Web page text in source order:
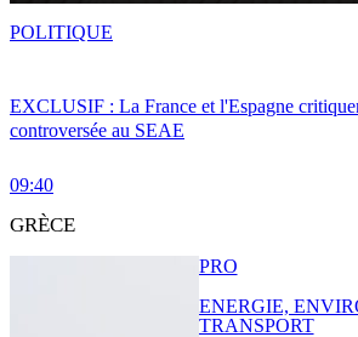
EXCLUSIF : La France et l'Espagne
controversée au SEAE
09:40
POLITIQUE
GRÈCE
PRO
ENERGIE,
TRANSPORT